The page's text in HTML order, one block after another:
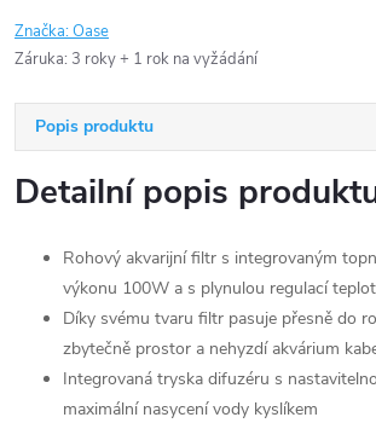
Značka:Oase
Záruka: 3 roky + 1 rok na vyžádání
Popis produktu
Detailní popis
Rohový akvarijní filtr s integrovaným
výkonu 100W a s plynulou regulací
Díky svému tvaru filtr pasuje přesně do
zbytečně prostor a nehyzdí akvárium
Integrovaná tryska difuzéru s
maximální nasycení vody kyslíkem